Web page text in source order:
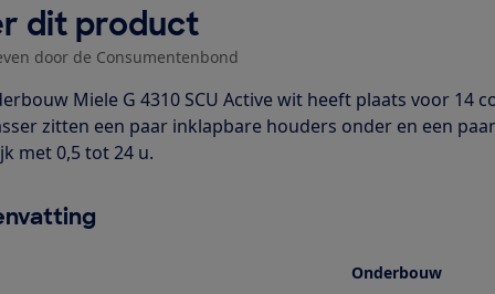
dit product
door de Consumentenbond
Miele G 4310 SCU Active wit heeft plaats voor 14
zitten een paar inklapbare houders onder en een
met 0,5 tot 24 u.
Onderbouw